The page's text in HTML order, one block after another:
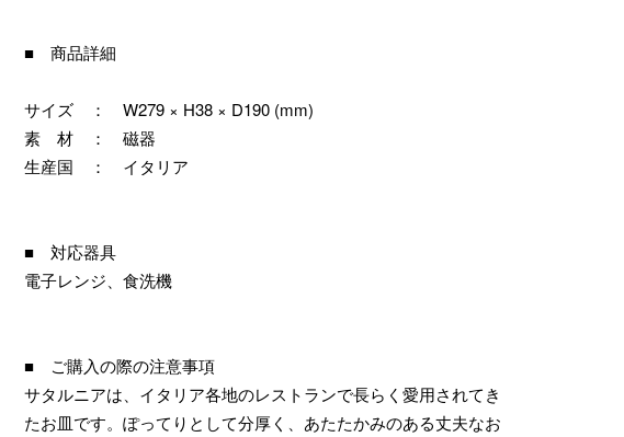
■ 商品詳細
サイズ ： W279 × H38 × D190 (mm)
素 材 ： 磁器
生産国 ： イタリア
■ 対応器具
電子レンジ、食洗機
■ ご購入の際の注意事項
サタルニアは、イタリア各地のレストランで長らく愛用されてき
たお皿です。ぽってりとして分厚く、あたたかみのある丈夫なお